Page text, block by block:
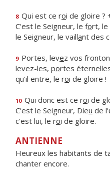
8 Qui est ce roi de gloire ?
C'est le Seigneur, le fort, le
le Seigneur, le vaillant des
9 Portes, levez vos
levez-les, portes
qu'il entre, le roi de gloire !
10 Qui donc est ce roi de
C'est le Seigneur, Dieu de
c'est lui, le roi de gloire.
ANTIENNE
Heureux les habitants de
chanter encore.